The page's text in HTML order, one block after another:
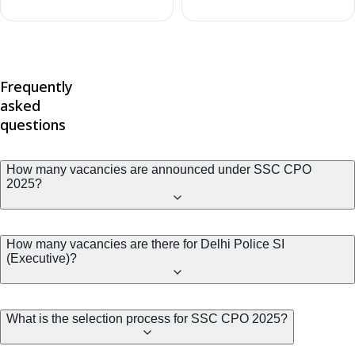
Frequently
asked
questions
How many vacancies are announced under SSC CPO
2025?
How many vacancies are there for Delhi Police SI
(Executive)?
What is the selection process for SSC CPO 2025?